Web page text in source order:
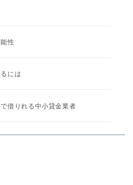
性
には
借りれる中小貸金業者